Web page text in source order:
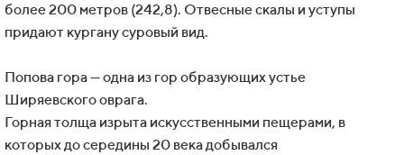
более 200 метров (242,8). Отвесные скалы и уступы
придают кургану суровый вид.
Попова гора — одна из гор образующих устье
Ширяевского оврага.
Горная толща изрыта искусственными пещерами, в
которых до середины 20 века добывался